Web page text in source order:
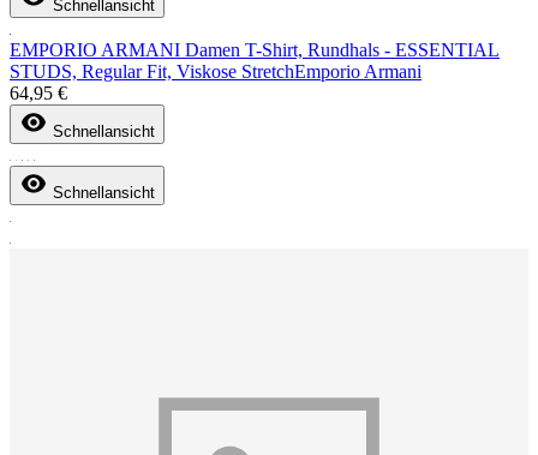
Schnellansicht
EMPORIO ARMANI Damen T-Shirt, Rundhals - ESSENTIAL
STUDS, Regular Fit, Viskose StretchEmporio Armani
64,95 €
Schnellansicht
Schnellansicht